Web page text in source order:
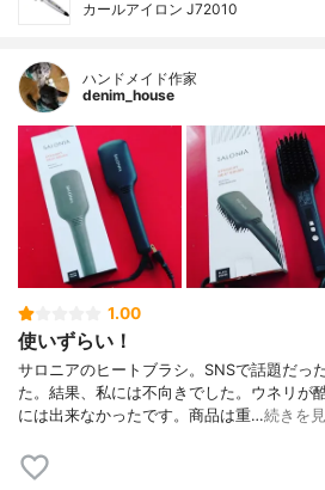
カールアイロン J72010
ハンドメイド作家
denim_house
1.00
使いずらい！
サロニアのヒートブラシ。SNSで話題だっ
た。結果、私には不向きでした。ウネリが
には出来なかったです。商品は重…続きを